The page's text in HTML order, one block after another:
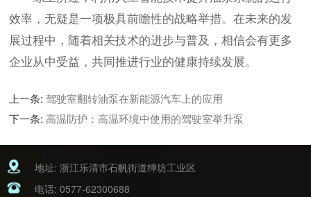
效率，无疑是一项极具前瞻性的战略举措。在未来的发
展过程中，随着相关技术的进步与普及，相信会有更多
企业从中受益，共同推进行业的健康持续发展。
上一条:驾驶室翻转油泵在新能源汽车上的应用
下一条:高温防护：高温环境中使用的驾驶室举升泵
地址: 浙江乐清市石帆街道绅坊工业区
电话: 0577-62300688